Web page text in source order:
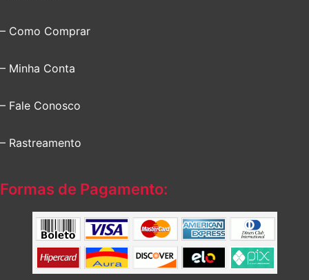
– Como Comprar
– Minha Conta
– Fale Conosco
– Rastreamento
Formas de Pagamento: